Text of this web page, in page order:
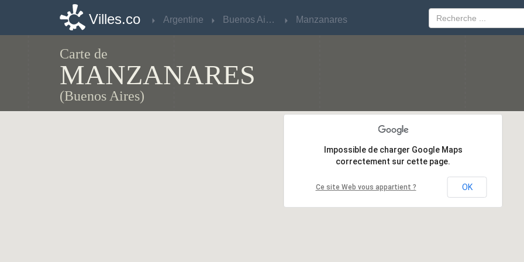
Villes.co Argentine Buenos Aires Manzanares
Carte de
MANZANARES
(Buenos Aires)
Impossible de charger Google Maps
correctement sur cette page.
Ce site Web vous appartient ? OK
Impossible de charger Google Maps
correctement sur cette page.
Ce site Web vous appartient ? OK
Villes.co Argentine Buenos Aires Manzanares